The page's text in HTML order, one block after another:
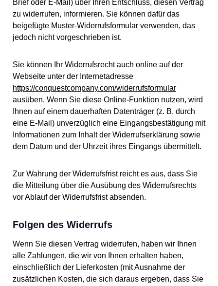
Brief oder E-Mail) über Ihren Entschluss, diesen Vertrag
zu widerrufen, informieren. Sie können dafür das
beigefügte Muster-Widerrufsformular verwenden, das
jedoch nicht vorgeschrieben ist.
Sie können Ihr Widerrufsrecht auch online auf der
Webseite unter der Internetadresse
https://conquestcompany.com/widerrufsformular
ausüben. Wenn Sie diese Online-Funktion nutzen, wird
Ihnen auf einem dauerhaften Datenträger (z. B. durch
eine E-Mail) unverzüglich eine Eingangsbestätigung mit
Informationen zum Inhalt der Widerrufserklärung sowie
dem Datum und der Uhrzeit ihres Eingangs übermittelt.
Zur Wahrung der Widerrufsfrist reicht es aus, dass Sie
die Mitteilung über die Ausübung des Widerrufsrechts
vor Ablauf der Widerrufsfrist absenden.
Folgen des Widerrufs
Wenn Sie diesen Vertrag widerrufen, haben wir Ihnen
alle Zahlungen, die wir von Ihnen erhalten haben,
einschließlich der Lieferkosten (mit Ausnahme der
zusätzlichen Kosten, die sich daraus ergeben, dass Sie